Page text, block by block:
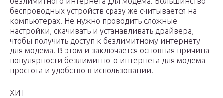
беспроводных устройств сразу же считывается на
компьютерах. Не нужно проводить сложные
настройки, скачивать и устанавливать драйвера,
чтобы получить доступ к безлимитному интернету
для модема. В этом и заключается основная причина
популярности безлимитного интернета для модема –
простота и удобство в использовании.
ХИТ